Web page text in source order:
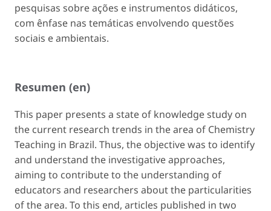
pesquisas sobre ações e instrumentos didáticos,
com ênfase nas temáticas envolvendo questões
sociais e ambientais.
Resumen (en)
This paper presents a state of knowledge study on
the current research trends in the area of Chemistry
Teaching in Brazil. Thus, the objective was to identify
and understand the investigative approaches,
aiming to contribute to the understanding of
educators and researchers about the particularities
of the area. To this end, articles published in two